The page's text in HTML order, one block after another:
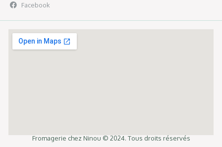
Facebook
Fromagerie chez Ninou © 2024. Tous droits réservés